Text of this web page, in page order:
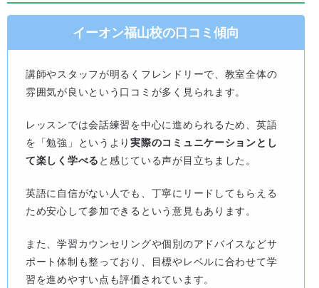
イーオン福山校の口コミ傾向
講師やスタッフが明るくフレンドリーで、教室全体の
雰囲気が良いという口コミが多く見られます。
レッスンでは会話練習を中心に進められるため、英語
を「勉強」というより実際のコミュニケーションとし
て楽しく学べる と感じている声が目立ちました。
英語に自信がない人でも、丁寧にリードしてもらえる
ため安心して参加できるという意見もあります。
また、学習カウンセリングや個別のアドバイスなどサ
ポート体制も整っており、目標やレベルに合わせて学
習を進めやすい点も評価されています。